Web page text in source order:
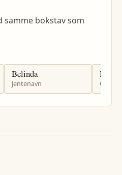
samme bokstav som
Belinda
Jentenavn